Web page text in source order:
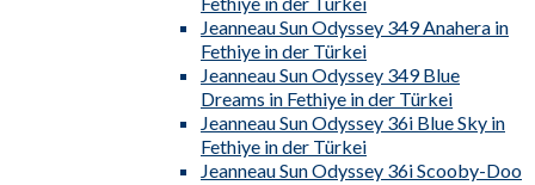
Jeanneau Sun Odyssey 349 Anahera in
Fethiye in der Türkei
Jeanneau Sun Odyssey 349 Blue
Dreams in Fethiye in der Türkei
Jeanneau Sun Odyssey 36i Blue Sky in
Fethiye in der Türkei
Jeanneau Sun Odyssey 36i Scooby-Doo